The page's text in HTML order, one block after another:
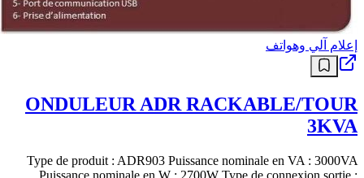
إعلام آلي وهواتف
ONDULEUR ADR RACKABLE/TOUR
3KVA
Type de produit : ADR903 Puissance nominale en VA : 3000VA
Puissance nominale en W : 2700W Type de connexion sortie :